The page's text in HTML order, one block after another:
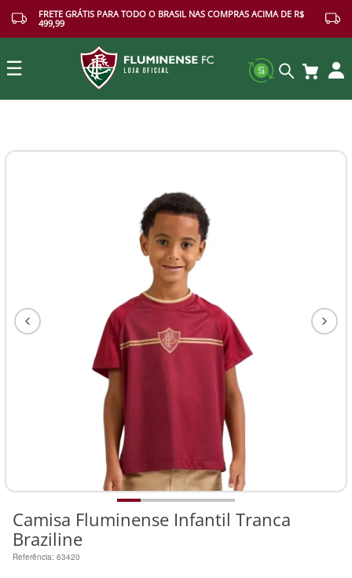
FRETE GRÁTIS PARA TODO O BRASIL NAS COMPRAS ACIMA DE R$
499,99
☰
Camisa Fluminense Infantil Tranca
Braziline
Referência: 63420